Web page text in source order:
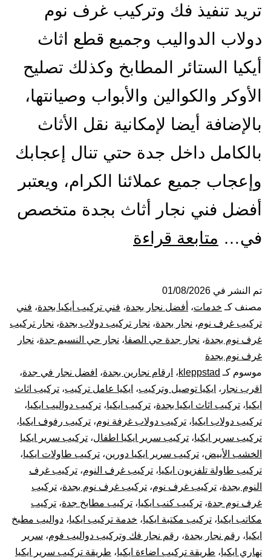
تريد تنفيذ فك وتركيب غرف نوم
دولاب الدواليب وجميع قطع اثاث
أيكيا الستائر المطابخ وكذلك تصليح
الأوكر والكوالين والأبواب وصيانتها،
بالإضافة أيضا لإمكانية نقل الأثاث
بالكامل داخل جدة حتي تنال إعجابك
وإعجاب جميع عملائنا الكرام، ويعتبر
أفضل فني نجار أثاث بجدة متخصص
في… متابعة قراءة
|
فك
وتركيب
غرف
دولاب
قطع
أثاث
أيكيا
تم النشر في 01/08/2026
مصنف كـ خدمات، أفضل نجار بجدة، فني تركيب أيكيا بجدة، فني
تركيب غرف نوم، نجار بجدة، نجار تركيب دولاب بجدة، نجار تركيب
غرف نوم بجدة، نجار جدة حي الصفا، نجار حي النسيم جدة، نجار
غرف نوم بجدة
موسوم كـ kleppstad، ارقام نجارين بجدة، افضل نجار في جدة،
اقرب نجار ، ايكيا توصيل وتركيب، ايكيا عامل تركيب، تركيب اثاث
ايكيا، تركيب اثاث ايكيا بجدة، تركيب ايكيا، تركيب دواليب ايكيا،
تركيب دولاب ايكيا، تركيب دولاب غرفة نوم، تركيب رفوف ايكيا،
تركيب سرير ايكيا، تركيب سرير ايكيا اطفال، تركيب سرير ايكيا
الخشب الأبيض، تركيب سرير ايكيا دورين، تركيب طاولات ايكيا،
تركيب طاولة تلفزيون ايكيا، تركيب غرف النوم، تركيب غرف
النوم بجدة، تركيب غرف نوم، تركيب غرف نوم بجدة، تركيب
غرف نوم جدة، تركيب كنب ايكيا، تركيب مطابخ جدة، تركيب
مكاتب ايكيا، تركيب مكتبة ايكيا، خدمة تركيب ايكيا، دواليب مطبخ
ايكيا، رقم نجار بجدة، رقم نجار فك وتركيب دواليب فوم، سرير
نهاري ايكيا، طريقة تركيب اضاءة ايكيا، طريقة تركيب سرير ايكيا